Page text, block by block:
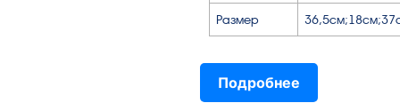
Размер
Подробнее